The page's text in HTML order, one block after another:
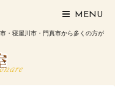
MENU
・寝屋川市・門真市から多くの方が